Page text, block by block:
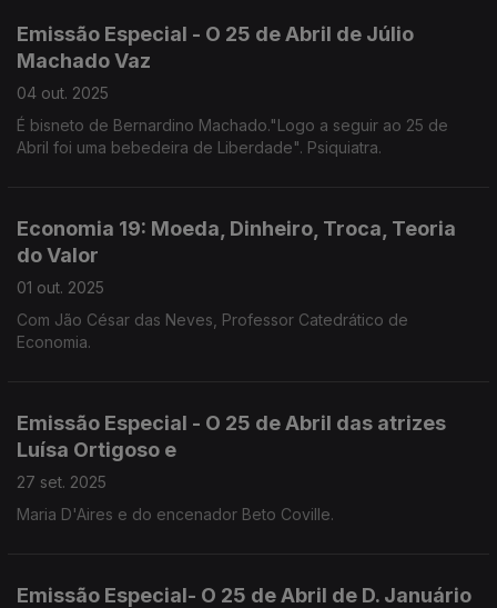
Emissão Especial - O 25 de Abril de Júlio
Machado Vaz
04 out. 2025
É bisneto de Bernardino Machado."Logo a seguir ao 25 de
Abril foi uma bebedeira de Liberdade". Psiquiatra.
Economia 19: Moeda, Dinheiro, Troca, Teoria
do Valor
01 out. 2025
Com Jão César das Neves, Professor Catedrático de
Economia.
Emissão Especial - O 25 de Abril das atrizes
Luísa Ortigoso e
27 set. 2025
Maria D'Aires e do encenador Beto Coville.
Emissão Especial- O 25 de Abril de D. Januário